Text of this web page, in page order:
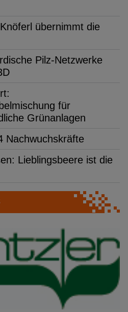
übernimmt die
Pilz-Netzwerke
für
Grünanlagen
Nachwuchskräfte
Lieblingsbeere ist die